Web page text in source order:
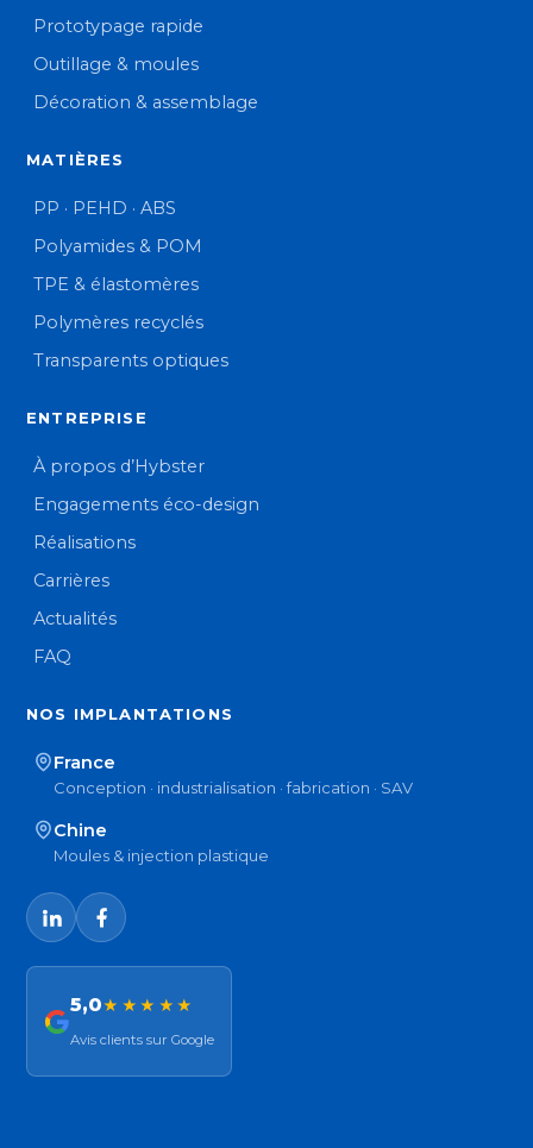
Prototypage rapide
Outillage & moules
Décoration & assemblage
MATIÈRES
PP · PEHD · ABS
Polyamides & POM
TPE & élastomères
Polymères recyclés
Transparents optiques
ENTREPRISE
À propos d’Hybster
Engagements éco-design
Réalisations
Carrières
Actualités
FAQ
NOS IMPLANTATIONS
France
Conception · industrialisation · fabrication · SAV
Chine
Moules & injection plastique
5,0★★★★★
Avis clients sur Google